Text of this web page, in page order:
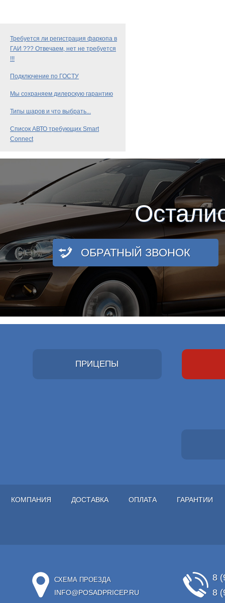
Требуется ли регистрация фаркопа в
ГАИ ??? Отвечаем, нет не требуется
!!!
Подключение по ГОСТУ
Мы сохраняем дилерскую гарантию
Типы шаров и что выбрать...
Список АВТО требующих Smart
Connect
ОБРАТНЫЙ ЗВОНОК
ПРИЦЕПЫ
КОМПАНИЯ ДОСТАВКА ОПЛАТА ГАРАНТИИ
СХЕМА ПРОЕЗДА
INFO@POSADPRICEP.RU
8
8